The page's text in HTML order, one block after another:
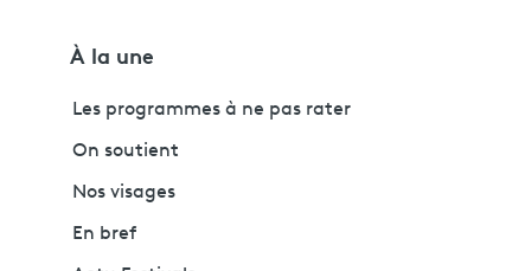
À la une
Les programmes à ne pas rater
On soutient
Nos visages
En bref